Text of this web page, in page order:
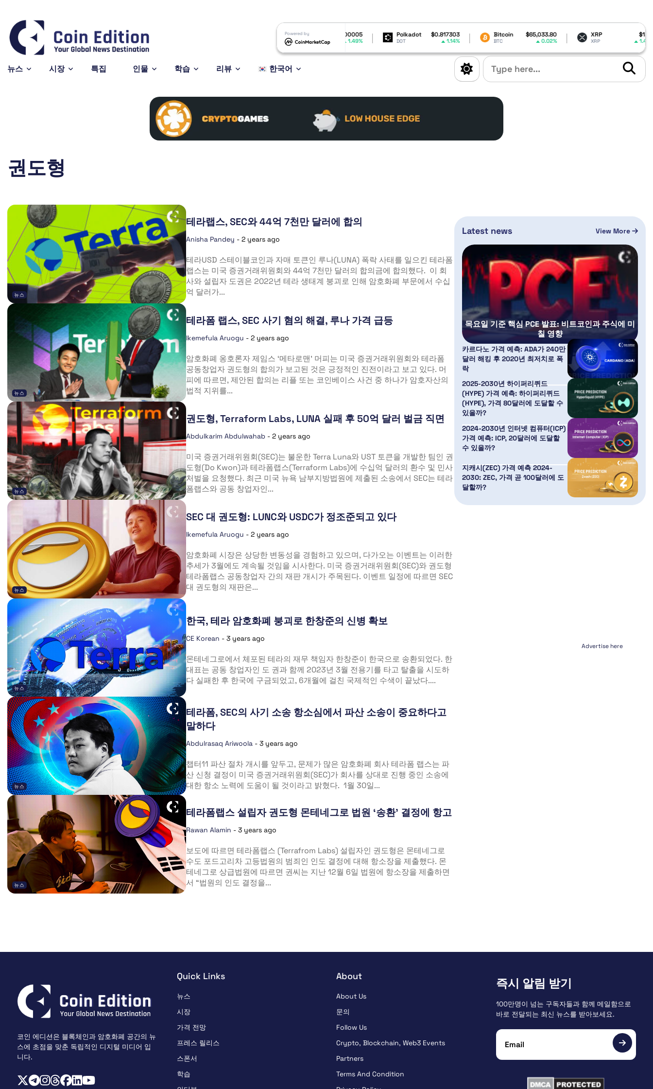
Powered by
$0.199933
0.66%
Solana $76.36
3.41%
Shiba Inu $0.000005
1.49%
Polkadot $0.817303 Bitcoin $65,033.80 XRP
뉴스 시장 특집 인물 학습 리뷰 한국어
권도형
뉴스
테라랩스, SEC와 44억 7천만 달러에 합의
Anisha Pandey - 2 years ago
테라USD 스테이블코인과 자매 토큰인 루나(LUNA) 폭락 사태를 일으킨 테라폼
랩스는 미국 증권거래위원회와 44억 7천만 달러의 합의금에 합의했다. 이 회
사와 설립자 도권은 2022년 테라 생태계 붕괴로 인해 암호화폐 부문에서 수십
억 달러가...
뉴스
테라폼 랩스, SEC 사기 혐의 해결, 루나 가격 급등
Ikemefula Aruogu - 2 years ago
암호화폐 옹호론자 제임스 ‘메타로맨’ 머피는 미국 증권거래위원회와 테라폼
공동창업자 권도형의 합의가 보고된 것은 긍정적인 진전이라고 보고 있다. 머
피에 따르면, 제안된 합의는 리플 또는 코인베이스 사건 중 하나가 암호자산의
법적 지위를...
뉴스
권도형, Terraform Labs, LUNA 실패 후 50억 달러 벌금 직면
Abdulkarim Abdulwahab - 2 years ago
미국 증권거래위원회(SEC)는 불운한 Terra Luna와 UST 토큰을 개발한 팀인 권
도형(Do Kwon)과 테라폼랩스(Terraform Labs)에 수십억 달러의 환수 및 민사
처벌을 요청했다. 최근 미국 뉴욕 남부지방법원에 제출된 소송에서 SEC는 테라
폼랩스와 공동 창업자인...
뉴스
SEC 대 권도형: LUNC와 USDC가 정조준되고 있다
Ikemefula Aruogu - 2 years ago
암호화폐 시장은 상당한 변동성을 경험하고 있으며, 다가오는 이벤트는 이러한
추세가 3월에도 계속될 것임을 시사한다. 미국 증권거래위원회(SEC)와 권도형
테라폼랩스 공동창업자 간의 재판 개시가 주목된다. 이벤트 일정에 따르면 SEC
대 권도형의 재판은...
뉴스
한국, 테라 암호화폐 붕괴로 한창준의 신병 확보
CE Korean - 3 years ago
몬테네그로에서 체포된 테라의 재무 책임자 한창준이 한국으로 송환되었다. 한
대표는 공동 창업자인 도 권과 함께 2023년 3월 전용기를 타고 탈출을 시도하
다 실패한 후 한국에 구금되었고, 6개월에 걸친 국제적인 수색이 끝났다....
뉴스
테라폼, SEC의 사기 소송 항소심에서 파산 소송이 중요하다고
말하다
Abdulrasaq Ariwoola - 3 years ago
챕터11 파산 절차 개시를 앞두고, 문제가 많은 암호화폐 회사 테라폼 랩스는 파
산 신청 결정이 미국 증권거래위원회(SEC)가 회사를 상대로 진행 중인 소송에
대한 항소 노력에 도움이 될 것이라고 밝혔다. 1월 30일...
뉴스
테라폼랩스 설립자 권도형 몬테네그로 법원 ‘송환’ 결정에 항고
Rawan Alamin - 3 years ago
보도에 따르면 테라폼랩스 (Terrafrom Labs) 설립자인 권도형은 몬테네그로
수도 포드고리차 고등법원의 범죄인 인도 결정에 대해 항소장을 제출했다. 몬
테네그로 상급법원에 따르면 권씨는 지난 12월 6일 법원에 항소장을 제출하면
서 “법원의 인도 결정을...
Latest news View More
목요일 기준 핵심 PCE 발표: 비트코인과 주식에 미
칠 영향
카르다노 가격 예측: ADA가 240만
달러 해킹 후 2020년 최저치로 폭
락
2025-2030년 하이퍼리퀴드
(HYPE) 가격 예측: 하이퍼리퀴드
(HYPE), 가격 80달러에 도달할 수
있을까?
2024-2030년 인터넷 컴퓨터(ICP)
가격 예측: ICP, 20달러에 도달할
수 있을까?
지캐시(ZEC) 가격 예측 2024-
2030: ZEC, 가격 곧 100달러에 도
달할까?
Advertise here
코인 에디션은 블록체인과 암호화폐 공간의 뉴
스에 초점을 맞춘 독립적인 디지털 미디어 입
니다.
Quick Links
뉴스
시장
가격 전망
프레스 릴리스
스폰서
학습
About
About Us
문의
Follow Us
Crypto, Blockchain, Web3 Events
Partners
Terms And Condition
즉시 알림 받기
100만명이 넘는 구독자들과 함께 메일함으로
바로 전달되는 최신 뉴스를 받아보세요.